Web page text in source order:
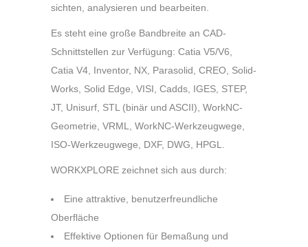
sichten, analysieren und bearbeiten.
Es steht eine große Bandbreite an CAD-
Schnittstellen zur Verfügung: Catia V5/V6,
Catia V4, Inventor, NX, Parasolid, CREO, Solid-
Works, Solid Edge, VISI, Cadds, IGES, STEP,
JT, Unisurf, STL (binär und ASCII), WorkNC-
Geometrie, VRML, WorkNC-Werkzeugwege,
ISO-Werkzeugwege, DXF, DWG, HPGL.
WORKXPLORE zeichnet sich aus durch:
Eine attraktive, benutzerfreundliche
Oberfläche
Effektive Optionen für Bemaßung und